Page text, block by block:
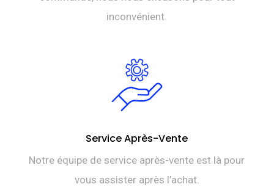
inconvénient.
Service Après-Vente
Notre équipe de service après-vente est là pour
vous assister après l’achat.